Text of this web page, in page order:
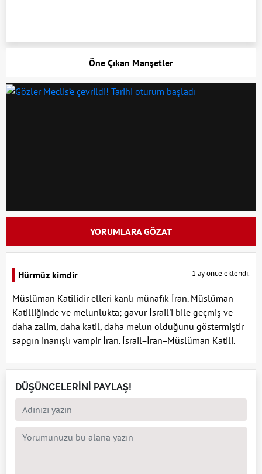
Öne Çıkan Manşetler
YORUMLARA GÖZAT
Hürmüz kimdir 1 ay önce eklendi.
Müslüman Katilidir elleri kanlı münafık İran. Müslüman
Katilliğinde ve melunlukta; gavur İsrail'i bile geçmiş ve
daha zalim, daha katil, daha melun olduğunu göstermiştir
sapgın inanışlı vampir İran. İsrail=İran=Müslüman Katili.
DÜŞÜNCELERİNİ PAYLAŞ!